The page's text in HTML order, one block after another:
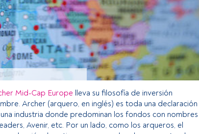
Mid-Cap Europe lleva su filosofía de inversión
Archer (arquero, en inglés) es toda una declaración
industria donde predominan los fondos con nombres
Avenir, etc. Por un lado, como los arqueros, el